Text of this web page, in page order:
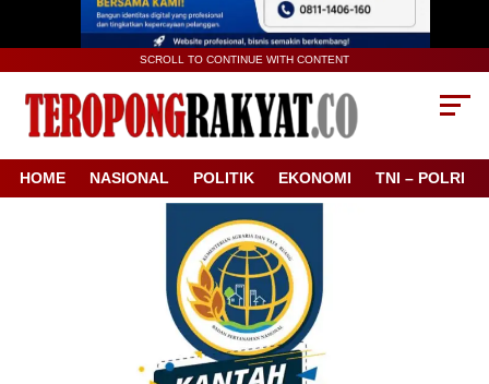
SCROLL TO CONTINUE WITH CONTENT
HOME NASIONAL POLITIK EKONOMI TNI – POLRI